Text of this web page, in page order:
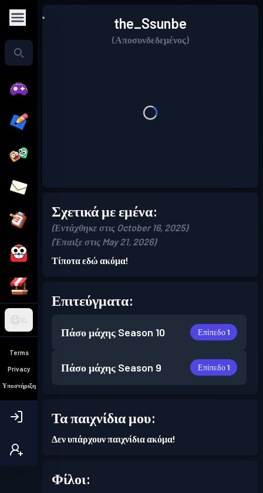
EL
Terms
Privacy
Υποστήριξη
the_Ssunbe
(Αποσυνδεδεμένος)
Σχετικά με εμένα:
(Εντάχθηκε στις October 16, 2025)
(Έπαιξε στις May 21, 2026)
Τίποτα εδώ ακόμα!
Επιτεύγματα:
Πάσο μάχης Season 10 Επίπεδο 1
Πάσο μάχης Season 9 Επίπεδο 1
Τα παιχνίδια μου:
Δεν υπάρχουν παιχνίδια ακόμα!
Φίλοι: